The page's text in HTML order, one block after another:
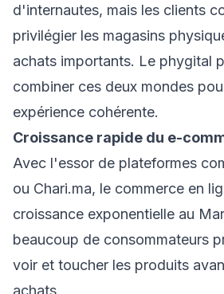
d'internautes, mais les clients
privilégier les magasins
achats importants. Le phygital
combiner ces deux mondes
expérience cohérente.
Croissance rapide du e-
Avec l'essor de plateformes
ou Chari.ma, le commerce en
croissance exponentielle au
beaucoup de consommateurs
voir et toucher les produits
achats.